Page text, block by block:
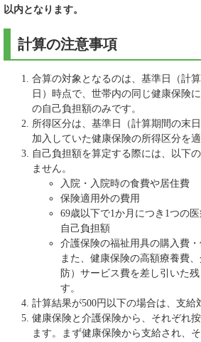
以内となります。
計算の注意事項
合算の対象となるのは、基準日（計
日）時点で、世帯内の同じ健康保険
の自己負担額のみです。
所得区分は、基準日（計算期間の末
加入していた健康保険の所得区分を適
自己負担額を算定する際には、以下
ません。
入院・入院時の食費や居住費
保険適用外の費用
69歳以下で1か月につき1つの
自己負担額
介護保険の福祉用具の購入費
また、健康保険の高額療養費
防）サービス費を差し引いた
す。
計算結果が500円以下の場合は、支給
健康保険と介護保険から、それぞれ
ます。まず健康保険から支給され、